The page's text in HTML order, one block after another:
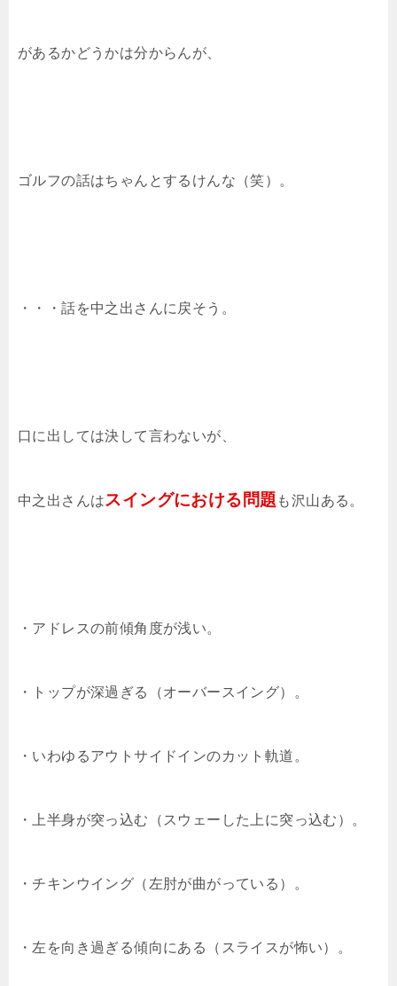
があるかどうかは分からんが、
ゴルフの話はちゃんとするけんな（笑）。
・・・話を中之出さんに戻そう。
口に出しては決して言わないが、
中之出さんはスイングにおける問題も沢山ある。
・アドレスの前傾角度が浅い。
・トップが深過ぎる（オーバースイング）。
・いわゆるアウトサイドインのカット軌道。
・上半身が突っ込む（スウェーした上に突っ込む）。
・チキンウイング（左肘が曲がっている）。
・左を向き過ぎる傾向にある（スライスが怖い）。